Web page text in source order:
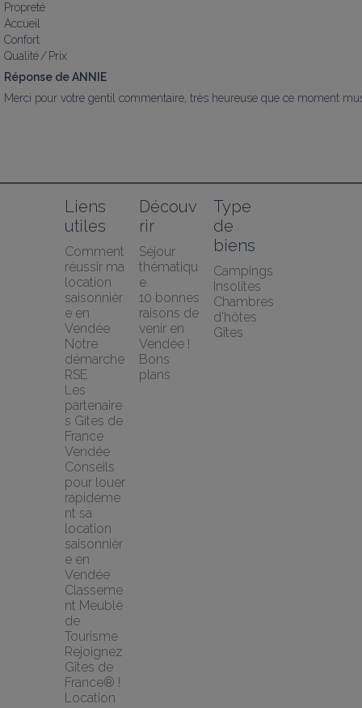
Propreté
Accueil
Confort
Qualité / Prix
Réponse de ANNIE
Merci pour votre gentil commentaire, très heureuse que ce moment
Liens
utiles
Comment
réussir ma
location
saisonnièr
e en
Vendée
Notre
démarche
RSE
Les
partenaire
s Gites de
France
Vendée
Conseils
pour louer
rapideme
nt sa
location
saisonnièr
e en
Vendée
Classeme
nt Meublé
de
Tourisme
Rejoignez
Gîtes de
France® !
Location
Découv
rir
Séjour
thématiqu
e
10 bonnes
raisons de
venir en
Vendée !
Bons
plans
Type
de
biens
Campings
Insolites
Chambres
d'hôtes
Gîtes